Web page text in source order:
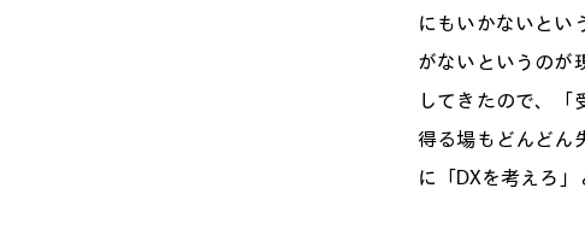
にもいかないとい
がないというのが
してきたので、「
得る場もどんどん
に「DXを考えろ